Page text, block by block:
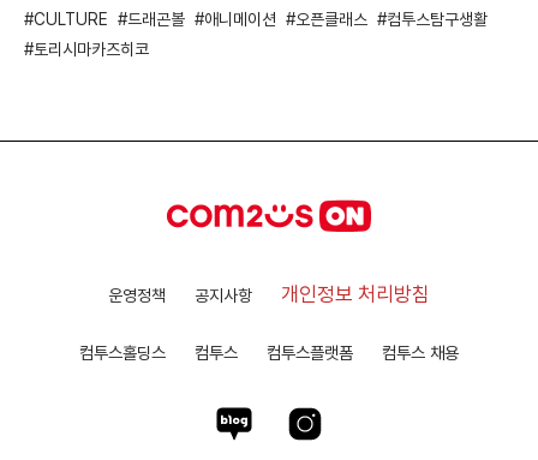
CULTURE 드래곤볼 애니메이션 오픈클래스
컴투스탐구생활
토리시마카즈히코
운영정책 공지사항 개인정보 처리방침
컴투스홀딩스 컴투스 컴투스플랫폼 컴투스 채용